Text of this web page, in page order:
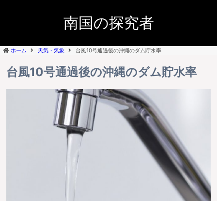
南国の探究者
ホーム 天気・気象 台風10号通過後の沖縄のダム貯水率
台風10号通過後の沖縄のダム貯水率